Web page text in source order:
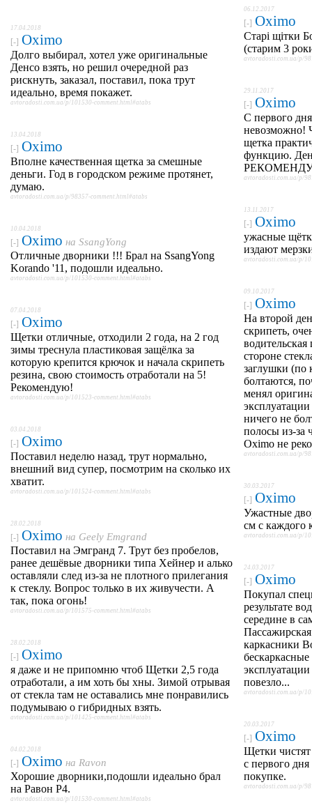
17.04.2018
[-] Oximo
Долго выбирал, хотел уже оригинальные
Денсо взять, но решил очередной раз
рискнуть, заказал, поставил, пока трут
идеально, время покажет.
avtoradosti.com.ua/p/101530-comment.html#atabs
13.04.2018
[-] Oximo
Вполне качественная щетка за смешные
деньги. Год в городском режиме протянет,
думаю.
avtoradosti.com.ua/p/98357-comment.html#atabs
10.04.2018
[-] Oximo на SsangYong
Отличные дворники !!! Брал на SsangYong
Korando '11, подошли идеально.
avtoradosti.com.ua/p/101530-comment.html#atabs
07.04.2018
[-] Oximo
Щетки отличные, отходили 2 года, на 2 год
зимы треснула пластиковая защёлка за
которую крепится крючок и начала скрипеть
резина, свою стоимость отработали на 5!
Рекомендую!
avtoradosti.com.ua/p/101523-comment.html#atabs
03.04.2018
[-] Oximo
Поставил неделю назад, трут нормально,
внешний вид супер, посмотрим на сколько их
хватит.
avtoradosti.com.ua/p/101524-comment.html#atabs
28.02.2018
[-] Oximo на Geely Emgrand
Поставил на Эмгранд 7. Трут без пробелов,
ранее дешёвые дворники типа Хейнер и алько
оставляли след из-за не плотного прилегания
к стеклу. Вопрос только в их живучести. А
так, пока огонь!
avtoradosti.com.ua/p/101575-comment.html#atabs
28.02.2018
[-] Oximo
я даже и не припомню чтоб Щетки 2,5 года
отработали, а им хоть бы хны. Зимой отрывая
от стекла там не оставались мне понравились
подумываю о гибридных взять.
avtoradosti.com.ua/p/101425-comment.html#atabs
04.02.2018
[-] Oximo на Ravon
Хорошие дворники,подошли идеально брал
на Равон Р4.
avtoradosti.com.ua/p/101530-comment.html#atabs
06.12.2017
[-] Oximo
Старі щітки
(старим 3
avtoradosti.com.ua/p/
29.11.2017
[-] Oximo
С первого
невозможно!
щетка
функцию.
avtoradosti.com.ua/p/
13.11.2017
[-] Oximo
ужасные
издают
avtoradosti.com.ua/p/
09.10.2017
[-] Oximo
На второй
скрипеть,
водительская
стороне
заглушки (по
болтаются,
менял
ничего не
полосы из-за
Oximo не
avtoradosti.com.ua/p/
30.03.2017
[-] Oximo
Ужастные
см с каждого
avtoradosti.com.ua/p/
24.03.2017
[-] Oximo
Покупал
результате
середине в
каркасники
повезло...
avtoradosti.com.ua/p/
20.03.2017
[-] Oximo
Щетки чистят
с первого
покупке.
avtoradosti.com.ua/p/